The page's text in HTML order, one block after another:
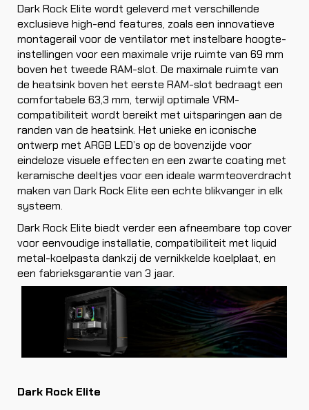
Dark Rock Elite wordt geleverd met verschillende
exclusieve high-end features, zoals een innovatieve
montagerail voor de ventilator met instelbare hoogte-
instellingen voor een maximale vrije ruimte van 69 mm
boven het tweede RAM-slot. De maximale ruimte van
de heatsink boven het eerste RAM-slot bedraagt een
comfortabele 63,3 mm, terwijl optimale VRM-
compatibiliteit wordt bereikt met uitsparingen aan de
randen van de heatsink. Het unieke en iconische
ontwerp met ARGB LED’s op de bovenzijde voor
eindeloze visuele effecten en een zwarte coating met
keramische deeltjes voor een ideale warmteoverdracht
maken van Dark Rock Elite een echte blikvanger in elk
systeem.
Dark Rock Elite biedt verder een afneembare top cover
voor eenvoudige installatie, compatibiliteit met liquid
metal-koelpasta dankzij de vernikkelde koelplaat, en
een fabrieksgarantie van 3 jaar.
Dark Rock Elite